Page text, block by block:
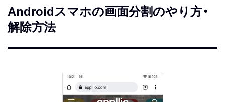
Androidスマホの画面分割のやり方・
解除方法